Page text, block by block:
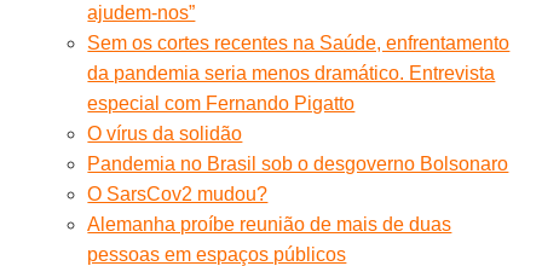
ajudem-nos”
Sem os cortes recentes na Saúde, enfrentamento
da pandemia seria menos dramático. Entrevista
especial com Fernando Pigatto
O vírus da solidão
Pandemia no Brasil sob o desgoverno Bolsonaro
O SarsCov2 mudou?
Alemanha proíbe reunião de mais de duas
pessoas em espaços públicos